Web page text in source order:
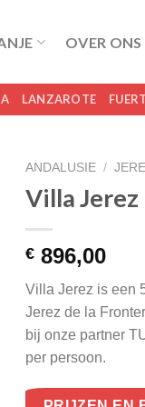
OVER ONS
LANZAROTE
ANDALUSIE /
Villa Jerez
€ 896,00
Villa Jerez is een
Jerez de la
bij onze partner
per persoon.